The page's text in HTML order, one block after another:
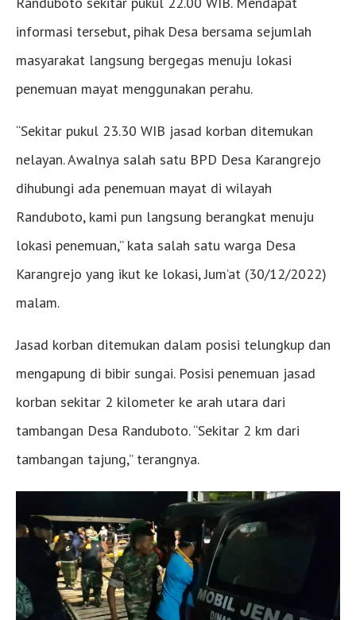
informasi tersebut, pihak Desa bersama sejumlah
masyarakat langsung bergegas menuju lokasi
penemuan mayat menggunakan perahu.
“Sekitar pukul 23.30 WIB jasad korban ditemukan
nelayan. Awalnya salah satu BPD Desa Karangrejo
dihubungi ada penemuan mayat di wilayah
Randuboto, kami pun langsung berangkat menuju
lokasi penemuan,” kata salah satu warga Desa
Karangrejo yang ikut ke lokasi, Jum’at (30/12/2022)
malam.
Jasad korban ditemukan dalam posisi telungkup dan
mengapung di bibir sungai. Posisi penemuan jasad
korban sekitar 2 kilometer ke arah utara dari
tambangan Desa Randuboto. “Sekitar 2 km dari
tambangan tajung,” terangnya.